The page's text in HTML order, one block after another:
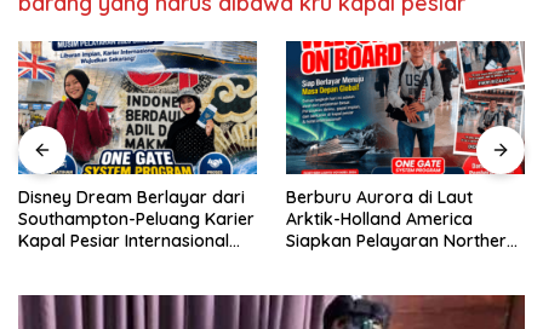
Jogya,marine
cruise
yogyakarta,marine
cruise
Yogya,sekolah
kapal
pesiar,Kerja
kapal
pesiar
,sekolah
pesiar
Disney Dream Berlayar dari
Southampton-Peluang Karier
Kapal Pesiar Internasional
Berburu Aurora di Laut
Arktik-Holland America
Siapkan Pelayaran Northern